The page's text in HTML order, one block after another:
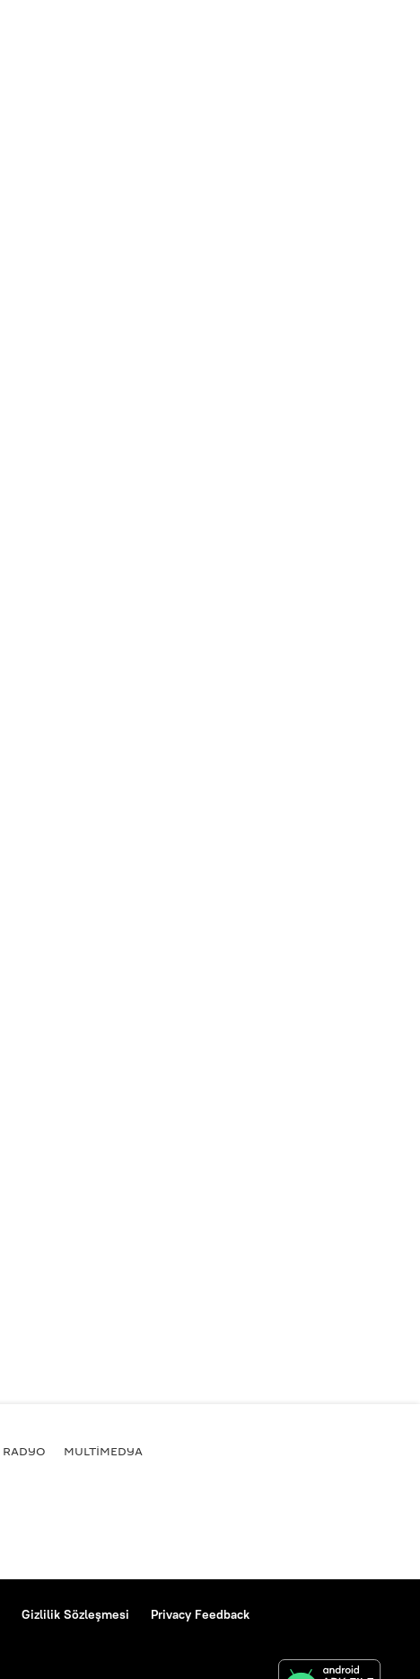
RADYO MULTİMEDYA
Gizlilik Sözleşmesi Privacy Feedback